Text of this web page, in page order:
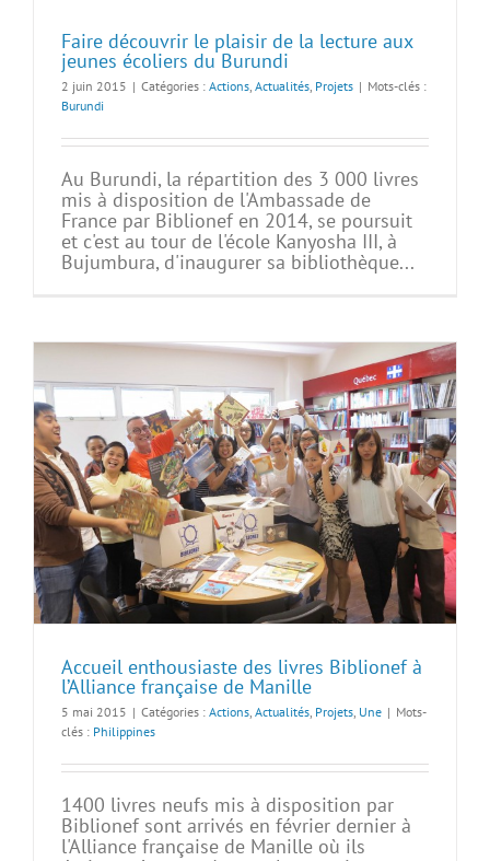
Faire découvrir le plaisir de la lecture aux
jeunes écoliers du Burundi
2 juin 2015 | Catégories : Actions Actualités Projets | Mots-clés :
Burundi
Au Burundi, la répartition des 3 000 livres
mis à disposition de l'Ambassade de
France par Biblionef en 2014, se poursuit
et c'est au tour de l'école Kanyosha III, à
Bujumbura, d'inaugurer sa bibliothèque...
Accueil enthousiaste des livres Biblionef à
l’Alliance française de Manille
5 mai 2015 | Catégories : Actions Actualités Projets Une | Mots-
clés : Philippines
1400 livres neufs mis à disposition par
Biblionef sont arrivés en février dernier à
l'Alliance française de Manille où ils